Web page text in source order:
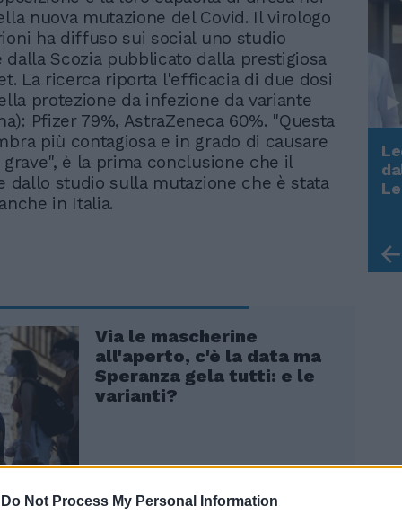
Do Not Process My Personal Information
nuova mutazione del Covid. Il virologo
ha diffuso sui social uno studio
dalla Scozia pubblicato dalla prestigiosa
La ricerca riporta l'efficacia di due dosi
protezione da infezione da variante
Pfizer 79%, AstraZeneca 60%. "Questa
più contagiosa e in grado di causare
è la prima conclusione che il
dallo studio sulla mutazione che è stata
in Italia.
Via le mascherine
all'aperto, c'è la data ma
Speranza gela tutti: e le
varianti?
Rudy Giuliani a Come States?
Trump, Meloni e la strategia